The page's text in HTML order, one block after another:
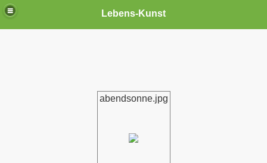
Lebens-Kunst
abendsonne.jpg